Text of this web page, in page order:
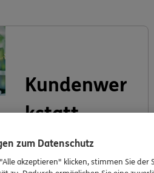
Kundenwer
kstatt
zum Datenschutz
akzeptieren" klicken, stimmen Sie der